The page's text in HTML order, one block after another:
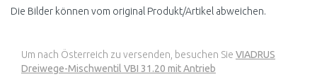
Die Bilder können vom original Produkt/Artikel abweichen.
Um nach Österreich zu versenden, besuchen Sie VIADRUS
Dreiwege-Mischwentil VBI 31.20 mit Antrieb